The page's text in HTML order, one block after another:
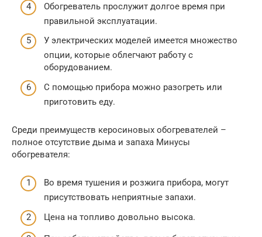
Обогреватель прослужит долгое время при
правильной эксплуатации.
У электрических моделей имеется множество
опции, которые облегчают работу с
оборудованием.
С помощью прибора можно разогреть или
приготовить еду.
Среди преимуществ керосиновых обогревателей –
полное отсутствие дыма и запаха Минусы
обогревателя:
Во время тушения и розжига прибора, могут
присутствовать неприятные запахи.
Цена на топливо довольно высока.